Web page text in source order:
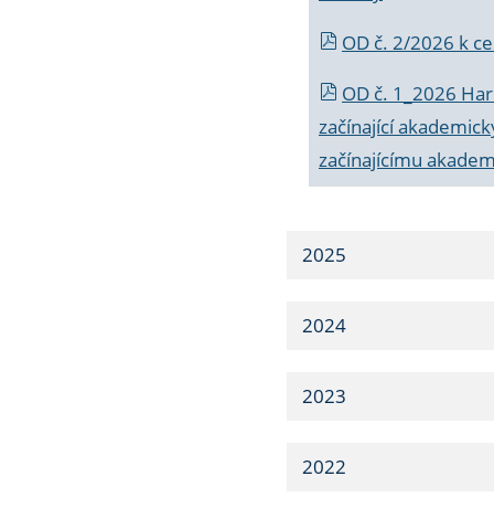
OD č. 2/2026 k
OD č. 1_2026
začínající
začínajícímu
2025
2024
2023
2022